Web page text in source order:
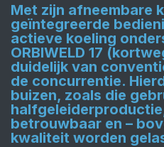
Met zijn afneembare
geïntegreerde
actieve koeling
ORBIWELD 17
duidelijk van
de concurrentie.
buizen, zoals die
betrouwbaar en –
kwaliteit worden